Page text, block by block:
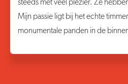
steeds met veel plezier. Ze
Mijn passie ligt bij het echte
monumentale panden in de